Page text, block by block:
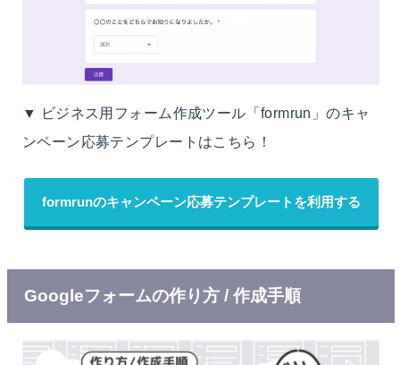
▼ ビジネス用フォーム作成ツール「formrun」のキャ
ンペーン応募テンプレートはこちら！
formrunのキャンペーン応募テンプレートを利用する
Googleフォームの作り方 / 作成手順